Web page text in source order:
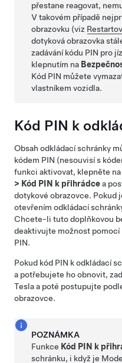
přestane reagovat,
V takovém případě
obrazovku (viz
dotyková obrazovka
zadávání kódu PIN pro
klepnutím na
Kód PIN můžete
vlastníkem vozidla.
Kód PIN k
Obsah odkládací schránky
kódem PIN (nesouvisí s
funkci aktivovat, klepněte na
> Kód PIN k přihrádcea
dotykové obrazovce. Pokud
otevřením odkládací
Chcete-li tuto doplňkovou
deaktivujte možnost pomocí
PIN.
Pokud kód PIN k odkládací
a potřebujete ho obnovit,
Tesla a poté postupujte
obrazovce.
POZNÁMKA
Funkce Kód PIN k
schránku, i když je